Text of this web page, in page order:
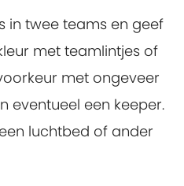
in twee teams en geef
met teamlintjes of
met ongeveer
eventueel een keeper.
luchtbed of ander